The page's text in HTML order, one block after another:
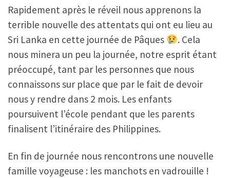
Rapidement après le réveil nous apprenons la
terrible nouvelle des attentats qui ont eu lieu au
Sri Lanka en cette journée de Pâques
. Cela
nous minera un peu la journée, notre esprit étant
préoccupé, tant par les personnes que nous
connaissons sur place que par le fait de devoir
nous y rendre dans 2 mois. Les enfants
poursuivent l’école pendant que les parents
finalisent l’itinéraire des Philippines.
En fin de journée nous rencontrons une nouvelle
famille voyageuse : les manchots en vadrouille !